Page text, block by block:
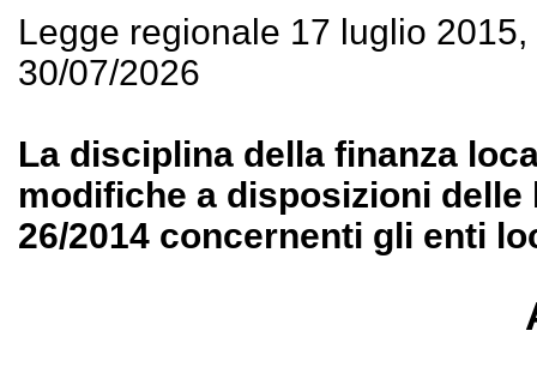
Legge regionale 17 luglio
30/07/2026
La disciplina della finanza
modifiche a disposizioni delle
26/2014 concernenti gli enti